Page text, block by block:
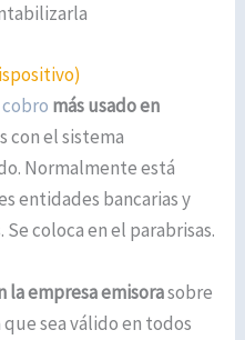
más usado en
con el sistema
Normalmente está
entidades bancarias y
coloca en el parabrisas.
la empresa emisorasobre
sea válido en todos